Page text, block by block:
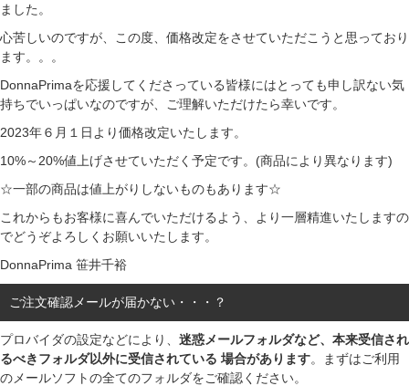
ました。
心苦しいのですが、この度、価格改定をさせていただこうと思っており
ます。。。
DonnaPrimaを応援してくださっている皆様にはとっても申し訳ない気
持ちでいっぱいなのですが、ご理解いただけたら幸いです。
2023年６月１日より価格改定いたします。
10%～20%値上げさせていただく予定です。(商品により異なります)
☆一部の商品は値上がりしないものもあります☆
これからもお客様に喜んでいただけるよう、より一層精進いたしますの
でどうぞよろしくお願いいたします。
DonnaPrima 笹井千裕
ご注文確認メールが届かない・・・？
プロバイダの設定などにより、 迷惑メールフォルダなど、本来受信され
るべきフォルダ以外に受信されている 場合があります。まずはご利用
のメールソフトの全てのフォルダをご確認ください。